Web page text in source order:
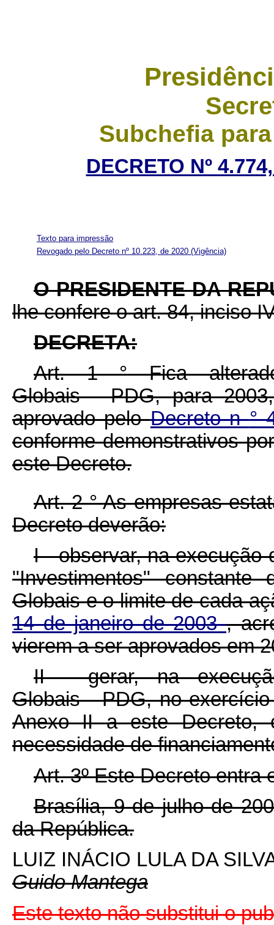
Subchefia
DECRETO Nº
Texto para impressão
Revogado pelo Decreto nº 10.223, de 2020 (Vigência)
O PRESIDENTE DA
lhe confere o art. 84, inciso
DECRETA:
Art. 1°Fica
Globais - PDG, para
aprovado peloDecreto n°
conforme demonstrativos
este Decreto.
Art. 2°As empresas
Decreto deverão:
I - observar, na execução
"Investimentos"
Globais e o limite de cada
14 de janeiro de 2003,
vierem a ser aprovados em
II - gerar, na
Globais - PDG, no
Anexo II a este Decreto,
necessidade de
Art. 3º Este Decreto entra
Brasília, 9 de julho de
da República.
LUIZ INÁCIO LULA DA
Guido Mantega
Este texto não substitui o